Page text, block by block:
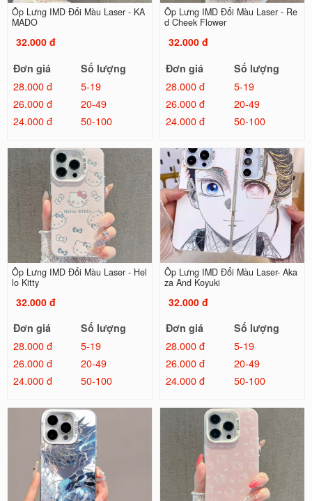
Ốp Lưng IMD Đổi Màu Laser - KA
MADO
32.000 đ
Đơn giá
Số lượng
28.000 đ
5-19
26.000 đ
20-49
24.000 đ
50-100
Ốp Lưng IMD Đổi Màu Laser - Re
d Cheek Flower
32.000 đ
Đơn giá
Số lượng
28.000 đ
5-19
26.000 đ
20-49
24.000 đ
50-100
Ốp Lưng IMD Đổi Màu Laser - Hel
lo Kitty
32.000 đ
Đơn giá
Số lượng
28.000 đ
5-19
26.000 đ
20-49
24.000 đ
50-100
Ốp Lưng IMD Đổi Màu Laser- Aka
za And Koyuki
32.000 đ
Đơn giá
Số lượng
28.000 đ
5-19
26.000 đ
20-49
24.000 đ
50-100